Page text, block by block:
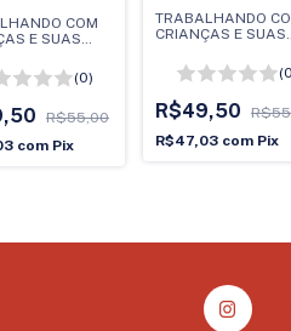
COM
E SUAS
(ARTE
(0)
R$55,00
com Pix
TRABALHANDO
CRIANÇAS E SUAS
CLINICOS
(ARTE EM LIVROS)
R$49,50
R$47,03 com Pix